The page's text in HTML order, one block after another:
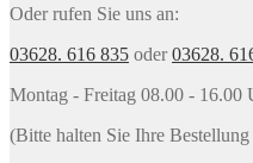
Oder rufen Sie uns an:
03628. 616 835 oder03628.
Montag - Freitag 08.00 - 16.00
(Bitte halten Sie Ihre Bestellung